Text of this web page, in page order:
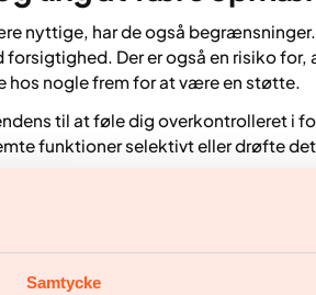
Samtycke
nyttige, har de også
Der er også en risiko for,
hos nogle frem for at være en støtte.
til at føle dig overkontrolleret i
funktioner selektivt eller drøfte
del af en
et supplement til andre sunde